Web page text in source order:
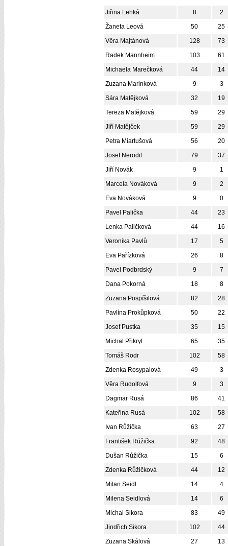
Jiřina Lehká
8
2
Žaneta Leová
50
25
Věra Majtánová
128
73
Radek Mannheim
103
61
Michaela Marečková
44
14
Zuzana Marinková
9
3
Sára Matějková
32
19
Tereza Matějková
59
29
Jiří Matějček
59
29
Petra Miartušová
56
20
Josef Nerodil
79
37
Jiří Novák
9
1
Marcela Nováková
9
2
Eva Nováková
9
0
Pavel Palička
44
23
Lenka Paličková
44
16
Veronika Pavlů
17
5
Eva Pařízková
26
8
Pavel Podbrdský
9
7
Dana Pokorná
18
8
Zuzana Pospíšilová
82
28
Pavlína Prokůpková
50
22
Josef Pustka
35
15
Michal Přikryl
65
35
Tomáš Rodr
102
58
Zdenka Rosypalová
49
3
Věra Rudolfová
9
3
Dagmar Rusá
86
41
Kateřina Rusá
102
58
Ivan Růžička
63
27
František Růžička
92
48
Dušan Růžička
15
6
Zdenka Růžičková
44
12
Milan Seidl
14
4
Milena Seidlová
14
6
Michal Sikora
83
49
Jindřich Sikora
102
44
Zuzana Skálová
27 13